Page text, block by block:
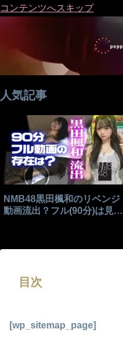
コンテンツへスキップ
人気記事
NMB48黒田楓和のリベンジ
動画流出？フル(90分)は見れ
目次
[wp_sitemap_page]